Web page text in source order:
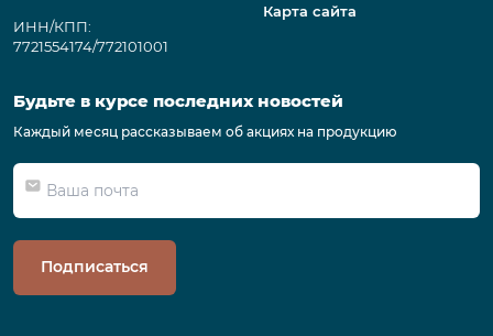
ИНН/КПП:
7721554174/772101001
Карта сайта
Будьте в курсе последних новостей
Каждый месяц рассказываем об акциях на продукцию
Подписаться